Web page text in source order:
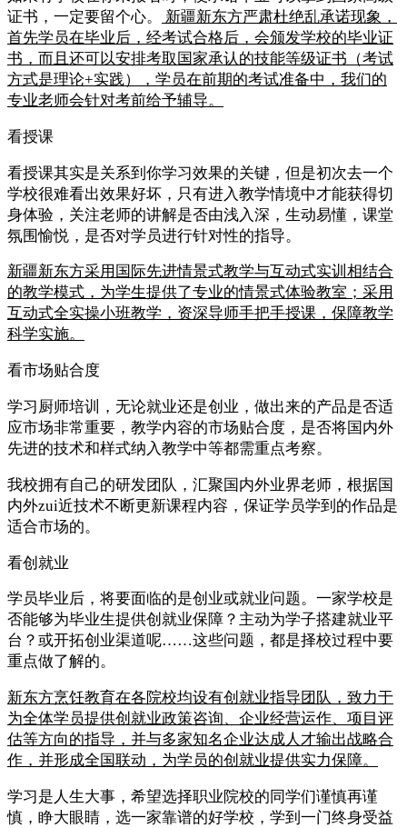
证书，一定要留个心。
新疆新东方严肃杜绝乱承诺现象，
首先学员在毕业后，经考试合格后，会颁发学校的毕业证
书，而且还可以安排考取国家承认的技能等级证书（考试
方式是理论+实践），学员在前期的考试准备中，我们的
专业老师会针对考前给予辅导。
看授课
看授课其实是关系到你学习效果的关键，但是初次去一个
学校很难看出效果好坏，只有进入教学情境中才能获得切
身体验，关注老师的讲解是否由浅入深，生动易懂，课堂
氛围愉悦，是否对学员进行针对性的指导。
新疆新东方采用国际先进情景式教学与互动式实训相结合
的教学模式，为学生提供了专业的情景式体验教室；采用
互动式全实操小班教学，资深导师手把手授课，保障教学
科学实施。
看市场贴合度
学习厨师培训，无论就业还是创业，做出来的产品是否适
应市场非常重要，教学内容的市场贴合度，是否将国内外
先进的技术和样式纳入教学中等都需重点考察。
我校拥有自己的研发团队，汇聚国内外业界老师，根据国
内外zui近技术不断更新课程内容，保证学员学到的作品是
适合市场的。
看创就业
学员毕业后，将要面临的是创业或就业问题。一家学校是
否能够为毕业生提供创就业保障？主动为学子搭建就业平
台？或开拓创业渠道呢……这些问题，都是择校过程中要
重点做了解的。
新东方烹饪教育在各院校均设有创就业指导团队，致力于
为全体学员提供创就业政策咨询、企业经营运作、项目评
估等方向的指导，并与多家知名企业达成人才输出战略合
作，并形成全国联动，为学员的创就业提供实力保障。
学习是人生大事，希望选择职业院校的同学们谨慎再谨
慎，睁大眼睛，选一家靠谱的好学校，学到一门终身受益